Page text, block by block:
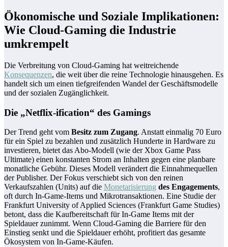
Ökonomische und Soziale Implikationen:
Wie Cloud-Gaming die Industrie
umkrempelt
Die Verbreitung von Cloud-Gaming hat weitreichende
Konsequenzen, die weit über die reine Technologie hinausgehen. Es
handelt sich um einen tiefgreifenden Wandel der Geschäftsmodelle
und der sozialen Zugänglichkeit.
Die „Netflix-ification“ des Gamings
Der Trend geht vom Besitz zum Zugang. Anstatt einmalig 70 Euro
für ein Spiel zu bezahlen und zusätzlich Hunderte in Hardware zu
investieren, bietet das Abo-Modell (wie der Xbox Game Pass
Ultimate) einen konstanten Strom an Inhalten gegen eine planbare
monatliche Gebühr. Dieses Modell verändert die Einnahmequellen
der Publisher. Der Fokus verschiebt sich von den reinen
Verkaufszahlen (Units) auf die Monetarisierung des Engagements,
oft durch In-Game-Items und Mikrotransaktionen. Eine Studie der
Frankfurt University of Applied Sciences (Frankfurt Game Studies)
betont, dass die Kaufbereitschaft für In-Game Items mit der
Spieldauer zunimmt. Wenn Cloud-Gaming die Barriere für den
Einstieg senkt und die Spieldauer erhöht, profitiert das gesamte
Ökosystem von In-Game-Käufen.